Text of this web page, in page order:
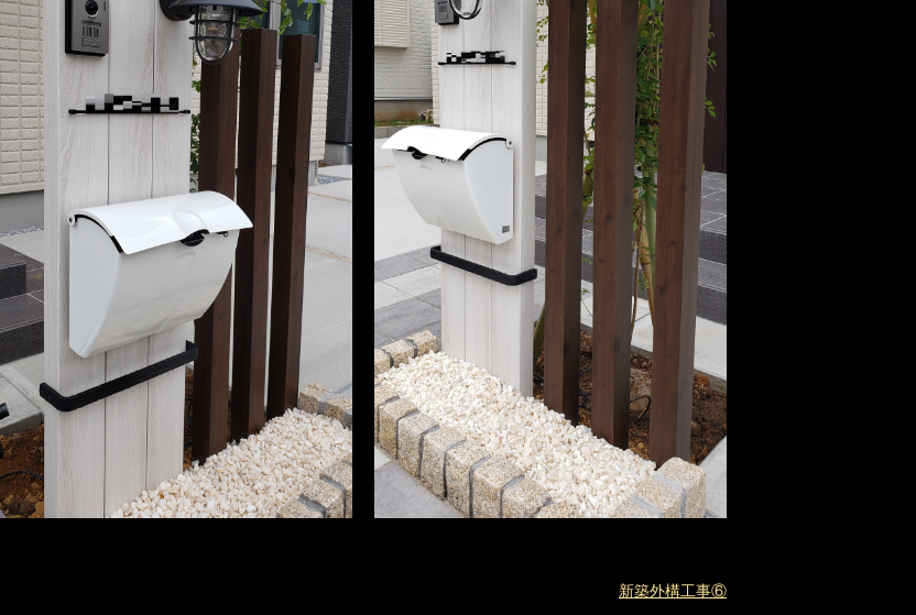
新築外構工事⑥